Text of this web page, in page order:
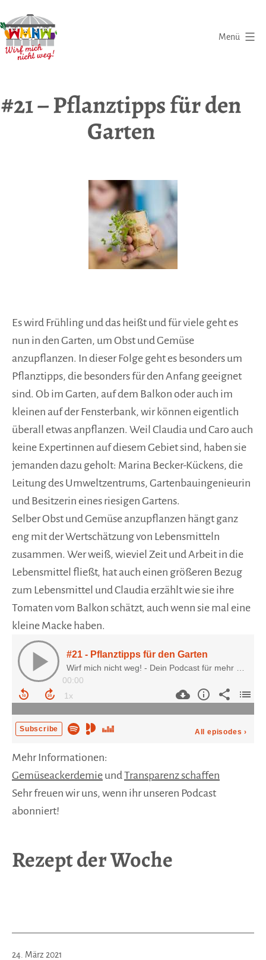
Inhalt
springen
nicht
Lebensmittelverschwendung
Menü
#21 – Pflanztipps für den
Garten
Es wird Frühling und das heißt und für viele geht es
nun in den Garten, um Obst und Gemüse
anzupflanzen. In dieser Folge geht es besonders um
Pflanztipps, die besonders für den Anfang geeignet
sind. Ob im Garten, auf dem Balkon oder auch im
kleinen auf der Fensterbank, wir können eigentlich
überall etwas anpflanzen. Weil Claudia und Caro auch
keine Expertinnen auf diesem Gebiet sind, haben sie
jemanden dazu geholt: Marina Becker-Kückens, die
Leitung des Umweltzentrums, Gartenbauingenieurin
und Besitzerin eines riesigen Gartens.
Selber Obst und Gemüse anzupflanzen hängt ganz
eng mit der Wertschätzung von Lebensmitteln
zusammen. Wer weiß, wieviel Zeit und Arbeit in die
Lebensmittel fließt, hat auch einen größeren Bezug
zum Lebensmittel und Claudia erzählt wie sie ihre
Tomaten vom Balkon schätzt, auch wenn sie mal eine
kleine Macke haben.
Mehr Informationen:
Gemüseackerdemie und Transparenz schaffen
Sehr freuen wir uns, wenn ihr unseren Podcast
abonniert!
Rezept der Woche
Veröffentlicht
24. März 2021